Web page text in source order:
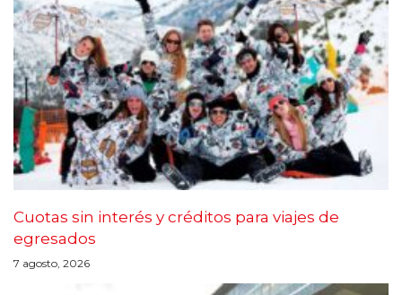
Cuotas sin interés y créditos para viajes de
egresados
7 agosto, 2026